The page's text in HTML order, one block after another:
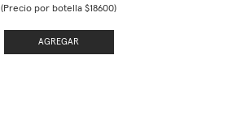
(Precio por botella $18600)
AGREGAR